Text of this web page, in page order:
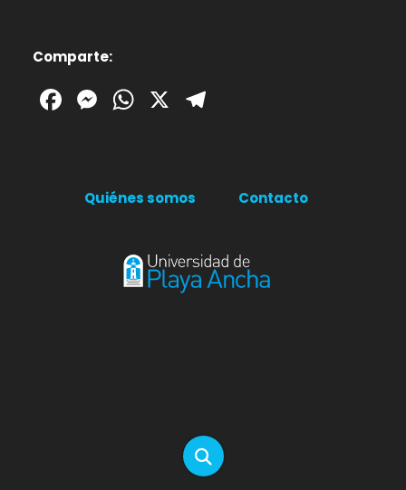
Comparte:
Facebook
Messenger
WhatsApp
X
Quiénes somos Contacto